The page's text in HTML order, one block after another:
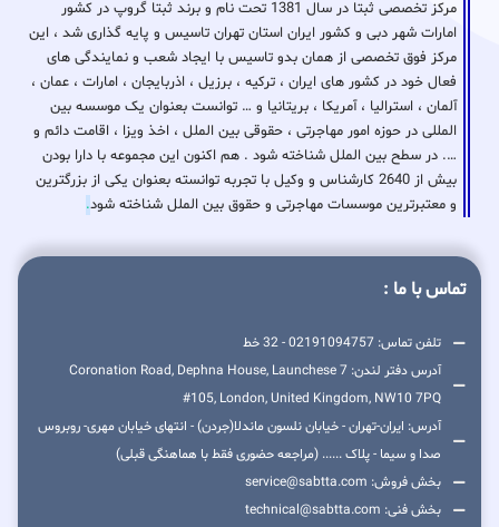
مرکز تخصصی ثبتا در سال 1381 تحت نام و برند ثبتا گروپ در کشور
امارات شهر دبی و کشور ایران استان تهران تاسیس و پایه گذاری شد ، این
مرکز فوق تخصصی از همان بدو تاسیس با ایجاد شعب و نمایندگی های
فعال خود در کشور های ایران ، ترکیه ، برزیل ، اذربایجان ، امارات ، عمان ،
آلمان ، استرالیا ، آمریکا ، بریتانیا و … توانست بعنوان یک موسسه بین
المللی در حوزه امور مهاجرتی ، حقوقی بین الملل ، اخذ ویزا ، اقامت دائم و
…. در سطح بین الملل شناخته شود . هم اکنون این مجموعه با دارا بودن
بیش از 2640 کارشناس و وکیل با تجربه توانسته بعنوان یکی از بزرگترین
و معتبرترین موسسات مهاجرتی و حقوق بین الملل شناخته شود.
تماس با ما :
تلفن تماس: 02191094757 - 32 خط
آدرس دفتر لندن: 7 Coronation Road, Dephna House, Launchese
#105, London, United Kingdom, NW10 7PQ
آدرس: ایران-تهران - خیابان نلسون ماندلا(جردن) - انتهای خیابان مهری- روبروس
صدا و سیما - پلاک ...... (مراجعه حضوری فقط با هماهنگی قبلی)
بخش فروش: service@sabtta.com
بخش فنی: technical@sabtta.com